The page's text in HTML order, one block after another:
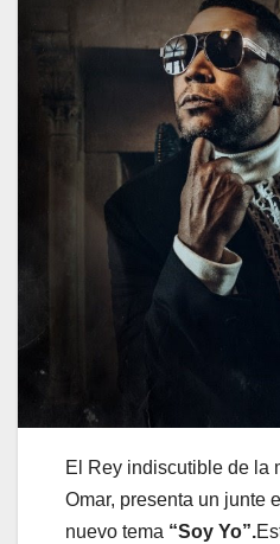
El Rey indiscutible de la
Omar, presenta un junte
nuevo tema “Soy Yo”.